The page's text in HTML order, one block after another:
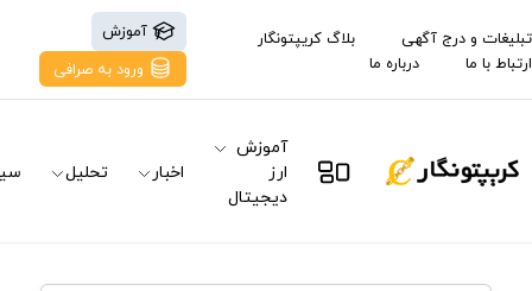
تبلیغات و درج آگهی
بلاگ کریپتونگار
ارتباط با ما
درباره ما
آموزش
ورود به صرافی
آموزش
ارز
دیجیتال
اخبار تحلیل